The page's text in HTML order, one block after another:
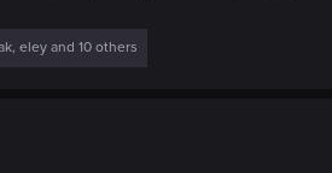
, eley and 10 others